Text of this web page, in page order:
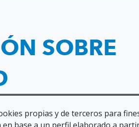
SOBRE
propias y de terceros para